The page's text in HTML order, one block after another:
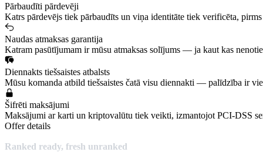
Pārbaudīti pārdevēji
Katrs pārdevējs tiek pārbaudīts un viņa identitāte tiek verificēta,
Naudas atmaksas garantija
Katram pasūtījumam ir mūsu atmaksas solījums — ja kaut kas
Diennakts tiešsaistes atbalsts
Mūsu komanda atbild tiešsaistes čatā visu diennakti — palīdzība ir
Šifrēti maksājumi
Maksājumi ar karti un kriptovalūtu tiek veikti, izmantojot PCI-DSS
Offer details
Ranked ready, fresh unranked